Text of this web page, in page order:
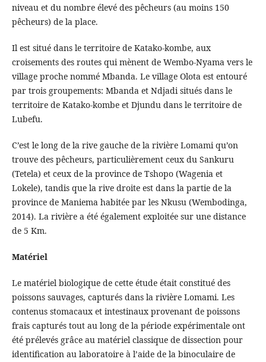
niveau et du nombre élevé des pêcheurs (au moins 150
pêcheurs) de la place.
Il est situé dans le territoire de Katako-kombe, aux
croisements des routes qui mènent de Wembo-Nyama vers le
village proche nommé Mbanda. Le village Olota est entouré
par trois groupements: Mbanda et Ndjadi situés dans le
territoire de Katako-kombe et Djundu dans le territoire de
Lubefu.
C’est le long de la rive gauche de la rivière Lomami qu’on
trouve des pêcheurs, particulièrement ceux du Sankuru
(Tetela) et ceux de la province de Tshopo (Wagenia et
Lokele), tandis que la rive droite est dans la partie de la
province de Maniema habitée par les Nkusu (Wembodinga,
2014). La rivière a été également exploitée sur une distance
de 5 Km.
Matériel
Le matériel biologique de cette étude était constitué des
poissons sauvages, capturés dans la rivière Lomami. Les
contenus stomacaux et intestinaux provenant de poissons
frais capturés tout au long de la période expérimentale ont
été prélevés grâce au matériel classique de dissection pour
identification au laboratoire à l’aide de la binoculaire de